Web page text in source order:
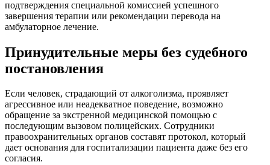
подтверждения специальной комиссией успешного
завершения терапии или рекомендации перевода на
амбулаторное лечение.
Принудительные меры без судебного
постановления
Если человек, страдающий от алкоголизма, проявляет
агрессивное или неадекватное поведение, возможно
обращение за экстренной медицинской помощью с
последующим вызовом полицейских. Сотрудники
правоохранительных органов составят протокол, который
дает основания для госпитализации пациента даже без его
согласия.